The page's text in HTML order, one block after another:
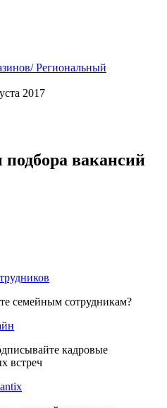
Региональный
2017
вакансий
семейным сотрудникам?
кадровые
встреч